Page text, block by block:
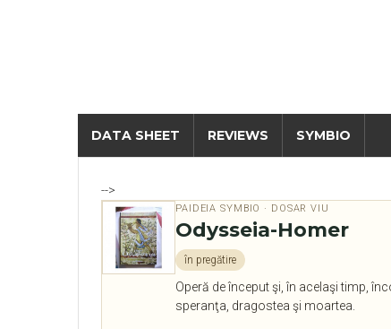
DATA SHEET REVIEWS SYMBIO
-->
PAIDEIA SYMBIO · DOSAR VIU
Odysseia-Homer
în pregătire
Operă de început şi, în acelaşi timp,
speranţa, dragostea şi moartea.